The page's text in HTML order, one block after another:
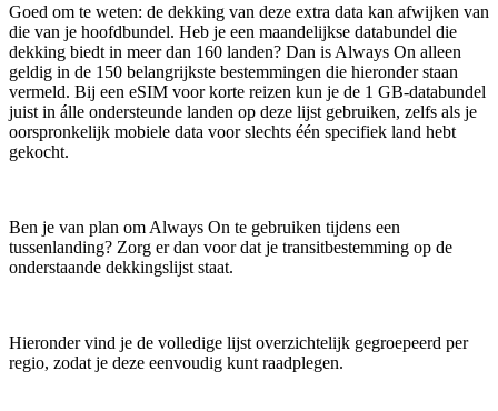
Goed om te weten: de dekking van deze extra data kan afwijken van
die van je hoofdbundel. Heb je een maandelijkse databundel die
dekking biedt in meer dan 160 landen? Dan is Always On alleen
geldig in de 150 belangrijkste bestemmingen die hieronder staan
vermeld. Bij een eSIM voor korte reizen kun je de 1 GB-databundel
juist in álle ondersteunde landen op deze lijst gebruiken, zelfs als je
oorspronkelijk mobiele data voor slechts één specifiek land hebt
gekocht.
Ben je van plan om Always On te gebruiken tijdens een
tussenlanding? Zorg er dan voor dat je transitbestemming op de
onderstaande dekkingslijst staat.
Hieronder vind je de volledige lijst overzichtelijk gegroepeerd per
regio, zodat je deze eenvoudig kunt raadplegen.